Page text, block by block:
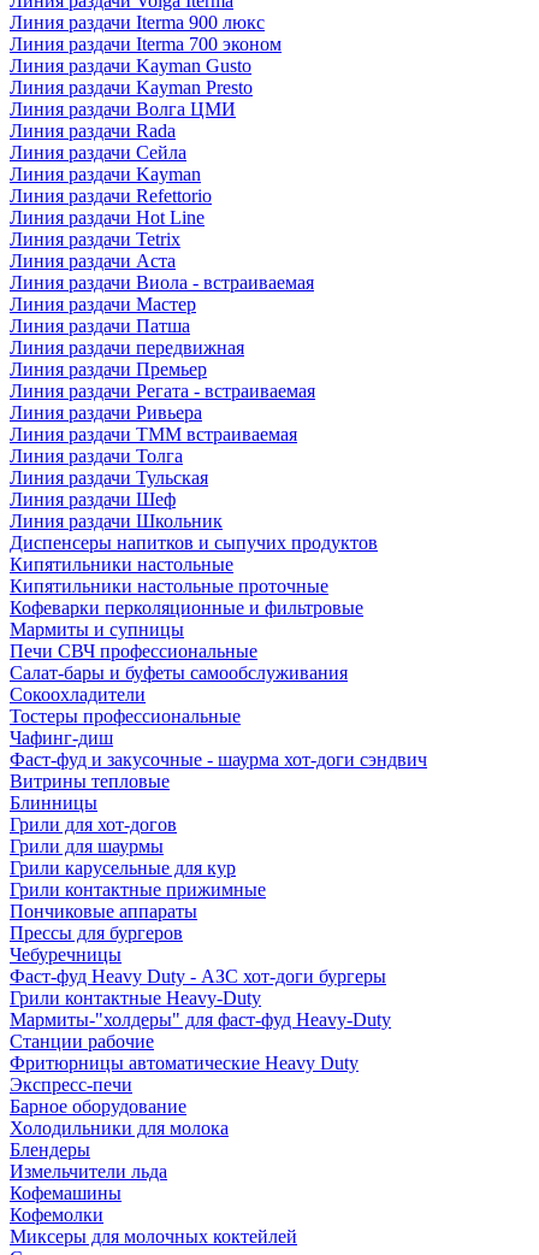
Линия раздачи Iterma 900 люкс
Линия раздачи Iterma 700 эконом
Линия раздачи Kayman Gusto
Линия раздачи Kayman Presto
Линия раздачи Волга ЦМИ
Линия раздачи Rada
Линия раздачи Сейла
Линия раздачи Kayman
Линия раздачи Refettorio
Линия раздачи Hot Line
Линия раздачи Tetrix
Линия раздачи Аста
Линия раздачи Виола - встраиваемая
Линия раздачи Мастер
Линия раздачи Патша
Линия раздачи передвижная
Линия раздачи Премьер
Линия раздачи Регата - встраиваемая
Линия раздачи Ривьера
Линия раздачи ТММ встраиваемая
Линия раздачи Толга
Линия раздачи Тульская
Линия раздачи Шеф
Линия раздачи Школьник
Диспенсеры напитков и сыпучих продуктов
Кипятильники настольные
Кипятильники настольные проточные
Кофеварки перколяционные и фильтровые
Мармиты и супницы
Печи СВЧ профессиональные
Салат-бары и буфеты самообслуживания
Сокоохладители
Тостеры профессиональные
Чафинг-диш
Фаст-фуд и закусочные - шаурма хот-доги сэндвич
Витрины тепловые
Блинницы
Грили для хот-догов
Грили для шаурмы
Грили карусельные для кур
Грили контактные прижимные
Пончиковые аппараты
Прессы для бургеров
Чебуречницы
Фаст-фуд Heavy Duty - АЗС хот-доги бургеры
Грили контактные Heavy-Duty
Мармиты-"холдеры" для фаст-фуд Heavy-Duty
Станции рабочие
Фритюрницы автоматические Heavy Duty
Экспресс-печи
Барное оборудование
Холодильники для молока
Блендеры
Измельчители льда
Кофемашины
Кофемолки
Миксеры для молочных коктейлей